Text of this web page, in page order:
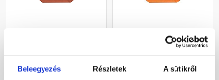
Beleegyezés Részletek A sütikről
Gyártói készleten
Azzurro kúpcseréplezáró
műanyag téglavörös